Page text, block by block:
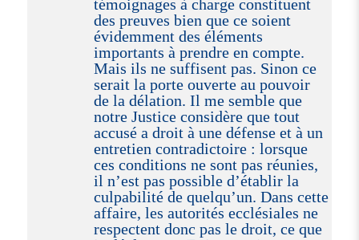
témoignages à charge constituent
des preuves bien que ce soient
évidemment des éléments
importants à prendre en compte.
Mais ils ne suffisent pas. Sinon ce
serait la porte ouverte au pouvoir
de la délation. Il me semble que
notre Justice considère que tout
accusé a droit à une défense et à un
entretien contradictoire : lorsque
ces conditions ne sont pas réunies,
il n’est pas possible d’établir la
culpabilité de quelqu’un. Dans cette
affaire, les autorités ecclésiales ne
respectent donc pas le droit, ce que